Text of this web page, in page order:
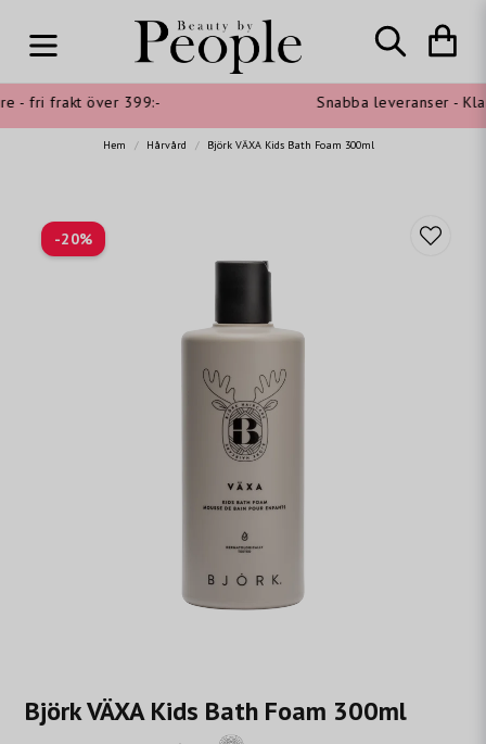
- fri frakt över 399:- Snabba leveranser -
Hem Hårvård Björk VÄXA Kids Bath Foam 300ml
-20%
Björk VÄXA Kids Bath Foam 300ml